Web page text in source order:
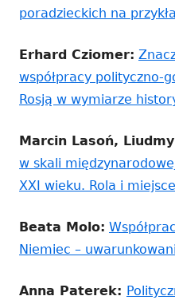
poradzieckich na
Erhard Cziomer:
współpracy polityczno-
Rosją w wymiarze
Marcin Lasoń,
w skali
XXI wieku. Rola i
Beata Molo:
Niemiec –
Anna Paterek: